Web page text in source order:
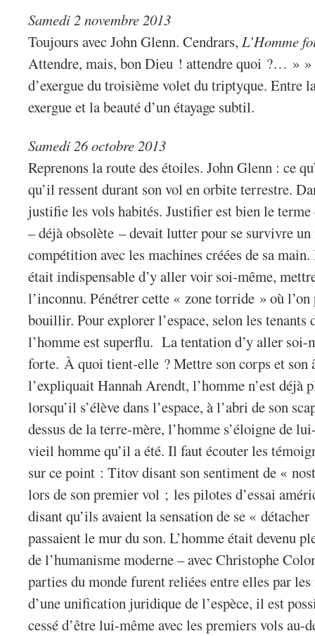
Samedi 2 novembre 2013
Toujours avec John Glenn. Cendrars, L’Homme
Attendre, mais, bon Dieu ! attendre quoi ?… » »
d’exergue du troisième volet du triptyque. Entre
exergue et la beauté d’un étayage subtil.
Samedi 26 octobre 2013
Reprenons la route des étoiles. John Glenn : ce
qu’il ressent durant son vol en orbite terrestre.
justifie les vols habités. Justifier est bien le terme
– déjà obsolète – devait lutter pour se survivre un
compétition avec les machines créées de sa
était indispensable d’y aller voir soi-même,
l’inconnu. Pénétrer cette « zone torride » où l’on
bouillir. Pour explorer l’espace, selon les tenants
l’homme est superflu. La tentation d’y aller soi-
forte. À quoi tient-elle ? Mettre son corps et son
l’expliquait Hannah Arendt, l’homme n’est déjà
lorsqu’il s’élève dans l’espace, à l’abri de son
dessus de la terre-mère, l’homme s’éloigne de
vieil homme qu’il a été. Il faut écouter les
sur ce point : Titov disant son sentiment de «
lors de son premier vol ; les pilotes d’essai
disant qu’ils avaient la sensation de se «
passaient le mur du son. L’homme était devenu
de l’humanisme moderne – avec Christophe
parties du monde furent reliées entre elles par les
d’une unification juridique de l’espèce, il est
cessé d’être lui-même avec les premiers vols au-